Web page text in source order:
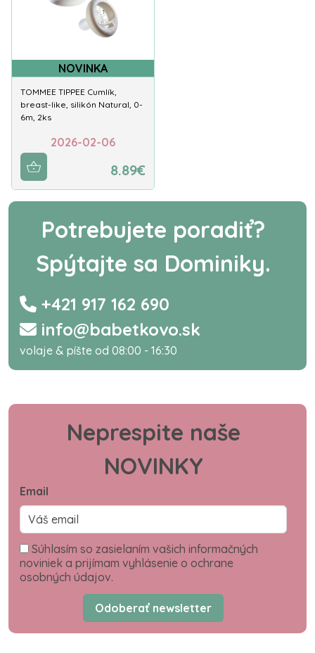
NOVINKA
TOMMEE TIPPEE Cumlík,
breast-like, silikón Natural, 0-
6m, 2ks
2026-02-06
8.89€
Potrebujete poradiť?
Spýtajte sa Dominiky.
+421 917 162 690
info@babetkovo.sk
volaje & píšte od 08:00 - 16:30
Neprespite naše
NOVINKY
Email
Súhlasím so zasielaním vašich informačných
noviniek a prijímam vyhlásenie o ochrane
osobných údajov.
Odoberať newsletter